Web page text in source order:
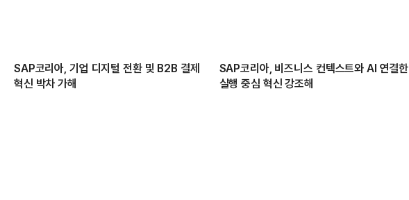
SAP코리아, 기업 디지털 전환 및 B2B 결제
혁신 박차 가해
SAP코리아, 비즈니스 컨텍스트와 AI 연결한
실행 중심 혁신 강조해